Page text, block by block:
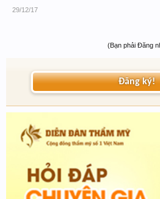
29/12/17
(Bạn phải Đăng
Đăng ký!